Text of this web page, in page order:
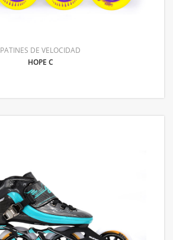
PATINES DE VELOCIDAD
HOPE C